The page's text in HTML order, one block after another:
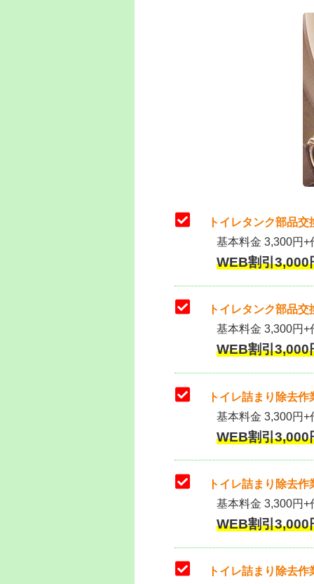
トイレタンク部品
基本料金 3,300円
WEB割引
トイレタンク部品
基本料金 3,300円+
WEB割引
トイレ詰まり除去作
基本料金 3,300円+
WEB割引
トイレ詰まり除去
基本料金 3,300円+
WEB割引
トイレ詰まり除去